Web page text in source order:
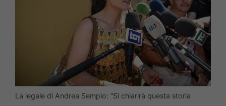
La legale di Andrea Sempio: “Si chiarirà questa storia